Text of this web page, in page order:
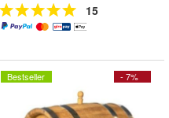
15
- 7%
Bestseller